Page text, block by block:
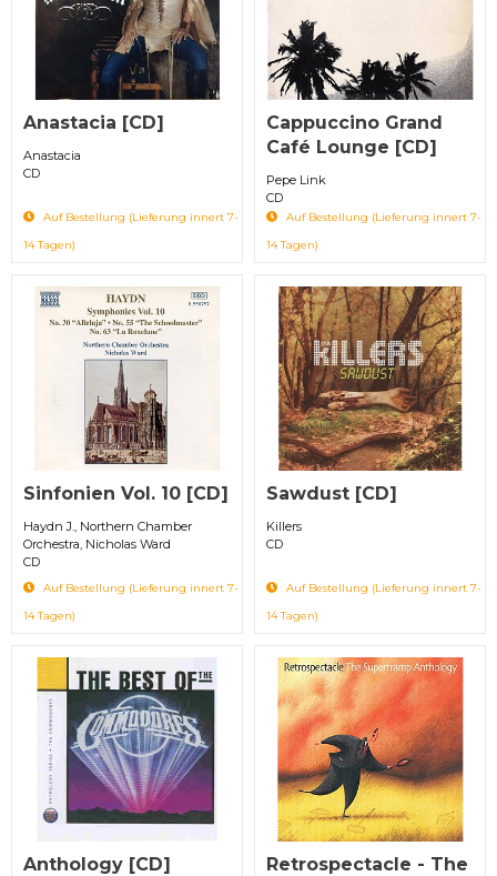
Anastacia [CD]
Anastacia
CD
Auf Bestellung (Lieferung innert 7-
14 Tagen)
Cappuccino Grand
Café Lounge [CD]
Pepe Link
CD
Auf Bestellung (Lieferung innert 7-
14 Tagen)
Sinfonien Vol. 10 [CD]
Haydn J., Northern Chamber
Orchestra, Nicholas Ward
CD
Auf Bestellung (Lieferung innert 7-
14 Tagen)
Sawdust [CD]
Killers
CD
Auf Bestellung (Lieferung innert 7-
14 Tagen)
Anthology [CD]
Retrospectacle - The